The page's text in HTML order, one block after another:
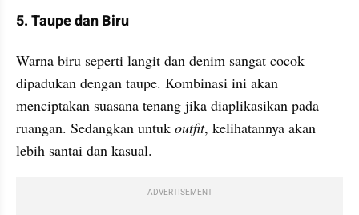
5. Taupe dan Biru
Warna biru seperti langit dan denim sangat cocok
dipadukan dengan taupe. Kombinasi ini akan
menciptakan suasana tenang jika diaplikasikan pada
ruangan. Sedangkan untuk outfit, kelihatannya akan
lebih santai dan kasual.
ADVERTISEMENT